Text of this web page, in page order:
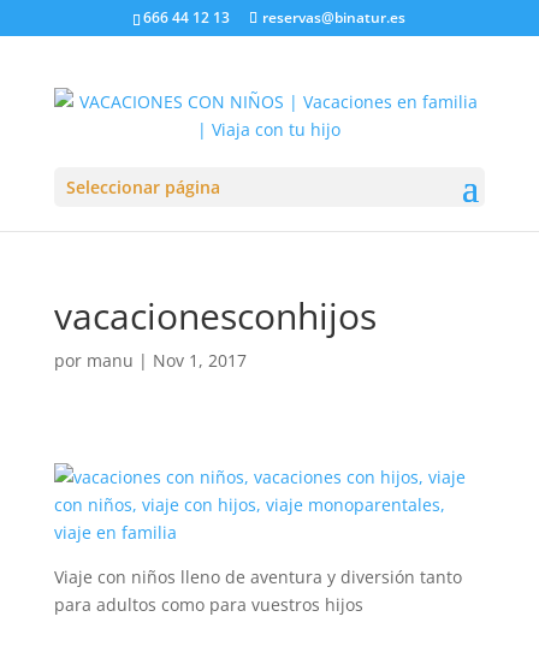
666 44 12 13 reservas@binatur.es
Seleccionar página
vacacionesconhijos
por manu | Nov 1, 2017
Viaje con niños lleno de aventura y diversión tanto
para adultos como para vuestros hijos